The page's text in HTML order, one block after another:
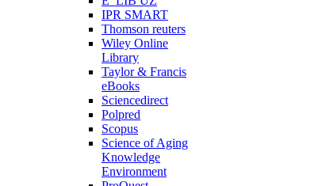
IPR SMART
Thomson reuters
Wiley Online
Library
Taylor & Francis
eBooks
Sciencedirect
Polpred
Scopus
Science of Aging
Knowledge
Environment